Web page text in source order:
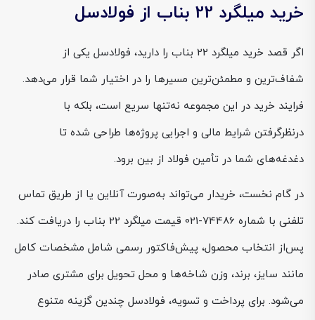
خرید میلگرد 22 بناب از فولادسل
اگر قصد خرید میلگرد 22 بناب را دارید، فولادسل یکی از
شفاف‌ترین و مطمئن‌ترین مسیرها را در اختیار شما قرار می‌دهد.
فرایند خرید در این مجموعه نه‌تنها سریع است، بلکه با
درنظرگرفتن شرایط مالی و اجرایی پروژه‌ها طراحی شده تا
دغدغه‌های شما در تأمین فولاد از بین برود.
در گام نخست، خریدار می‌تواند به‌صورت آنلاین یا از طریق تماس
تلفنی با شماره 74486-021 قیمت میلگرد 22 بناب را دریافت کند.
پس‌از انتخاب محصول، پیش‌فاکتور رسمی شامل مشخصات کامل
مانند سایز، برند، وزن شاخه‌ها و محل تحویل برای مشتری صادر
می‌شود. برای پرداخت و تسویه، فولادسل چندین گزینه متنوع